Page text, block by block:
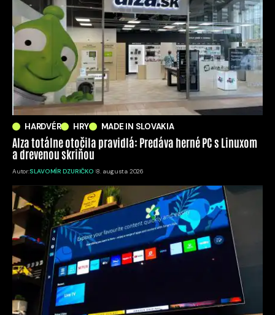
HARDVÉR HRY MADE IN SLOVAKIA
Alza totálne otočila pravidlá: Predáva herné PC s Linuxom
a drevenou skriňou
Autor:SLAVOMÍR DZURIČKO 8. augusta 2026